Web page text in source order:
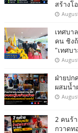
สร้างโ
เทศบา
คน ชิง
"เทศบ
ฝ่ายปก
ผสมน้ำ
2 คนร้
กวาดท